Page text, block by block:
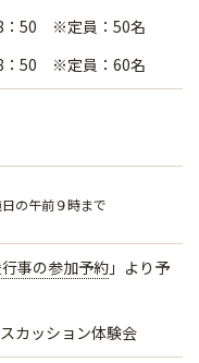
：50 ※定員：50名
：50 ※定員：60名
の午前９時まで
事の参加予約 」より予
カッション体験会